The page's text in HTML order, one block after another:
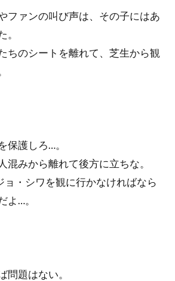
ファンの叫び声は、その子にはあ
。
ちのシートを離れて、芝生から観
保護しろ…。
混みから離れて後方に立ちな。
・シワを観に行かなければなら
よ…。
問題はない。